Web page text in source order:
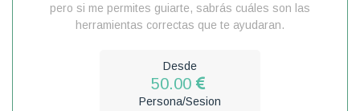
pero si me permites guiarte, sabrás cuáles son las
herramientas correctas que te ayudaran.
Desde
50.00
Persona/Sesion